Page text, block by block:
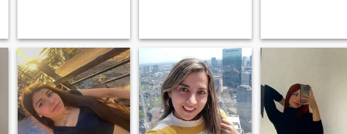
tiempo libre me gusta salir,
viajar, conocer lugares y
persona nuevas. Me encanta
comer rico y disfrutar de una
buena charla Bailar y
pasarla bien
desconocido con buena
compañía. No soy una chica -
soy una mujer madura. No
quiero perder mi tiempo - elijo
vivir ahora). Soy serio acerca
de encontrar un hombre
para una relación a largo
plazo, pero creo que es
imposible construir algo sin
una fecha real y una mirada
a los ojos).